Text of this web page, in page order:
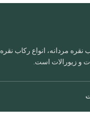
مردانه، انواع رکاب
و زیورالات است.